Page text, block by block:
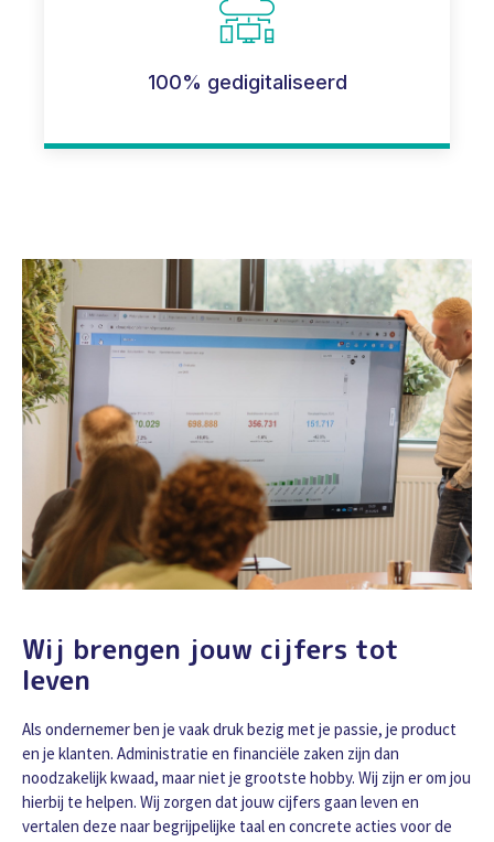
100% gedigitaliseerd
Wij brengen jouw cijfers tot
leven
Als ondernemer ben je vaak druk bezig met je passie, je product
en je klanten. Administratie en financiële zaken zijn dan
noodzakelijk kwaad, maar niet je grootste hobby. Wij zijn er om jou
hierbij te helpen. Wij zorgen dat jouw cijfers gaan leven en
vertalen deze naar begrijpelijke taal en concrete acties voor de